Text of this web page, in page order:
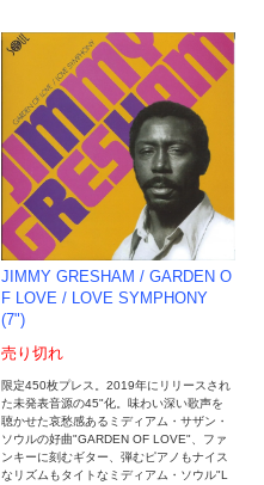
JIMMY GRESHAM ‎/ GARDEN O
F LOVE / LOVE SYMPHONY
(7")
売り切れ
限定450枚プレス。2019年にリリースされ
た未発表音源の45"化。味わい深い歌声を
聴かせた哀愁感あるミディアム・サザン・
ソウルの好曲"GARDEN OF LOVE"、ファ
ンキーに刻むギター、弾むピアノもナイス
なリズムもタイトなミディアム・ソウル"L